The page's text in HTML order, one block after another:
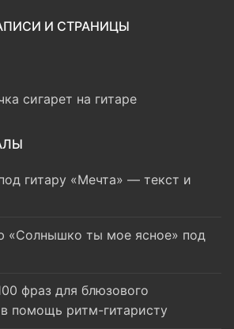
И СТРАНИЦЫ
сигарет на гитаре
гитару «Мечта» — текст и
«Солнышко ты мое ясное» под
фраз для блюзового
помощь ритм-гитаристу